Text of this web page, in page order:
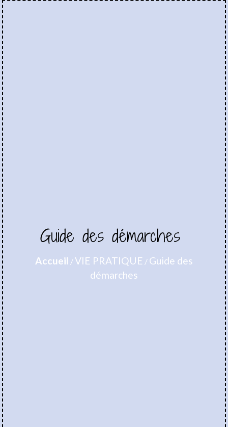
Guide des démarches
Accueil /VIE PRATIQUE / Guide des
démarches